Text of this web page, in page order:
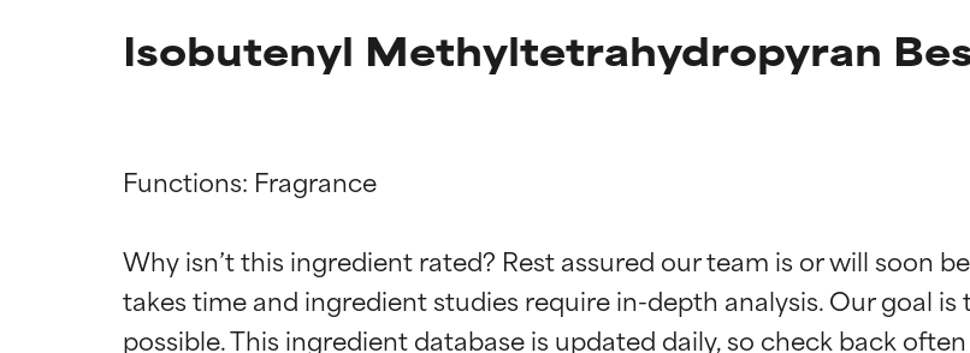
Isobutenyl Methyltetrahydropyran
Functions: Fragrance
Why isn’t this ingredient rated? Rest assured our team is or will soon
takes time and ingredient studies require in-depth analysis. Our goal
Bewertung der Inhaltsstoffe
SEHR GUT
Bewertung der Inhaltsstoffe
SEHR GUT